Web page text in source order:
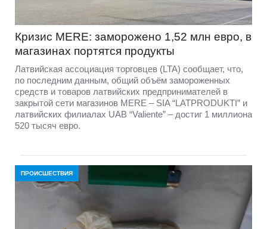
Кризис MERE: заморожено 1,52 млн евро, в
магазинах портятся продукты
Латвийская ассоциация торговцев (LTA) сообщает, что,
по последним данным, общий объём замороженных
средств и товаров латвийских предпринимателей в
закрытой сети магазинов MERE – SIA “LATPRODUKTI” и
латвийских филиалах UAB “Valiente” – достиг 1 миллиона
520 тысяч евро.
ПРОИСШЕСТВИЯ